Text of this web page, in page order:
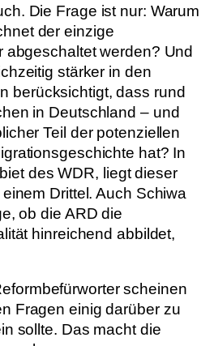
Die Frage ist nur: Warum
der einzige
abgeschaltet werden? Und
stärker in den
berücksichtigt, dass rund
in Deutschland – und
Teil der potenziellen
hat? In
des WDR, liegt dieser
Drittel. Auch Schiwa
ob die ARD die
hinreichend abbildet,
scheinen
Fragen einig darüber zu
sollte. Das macht die